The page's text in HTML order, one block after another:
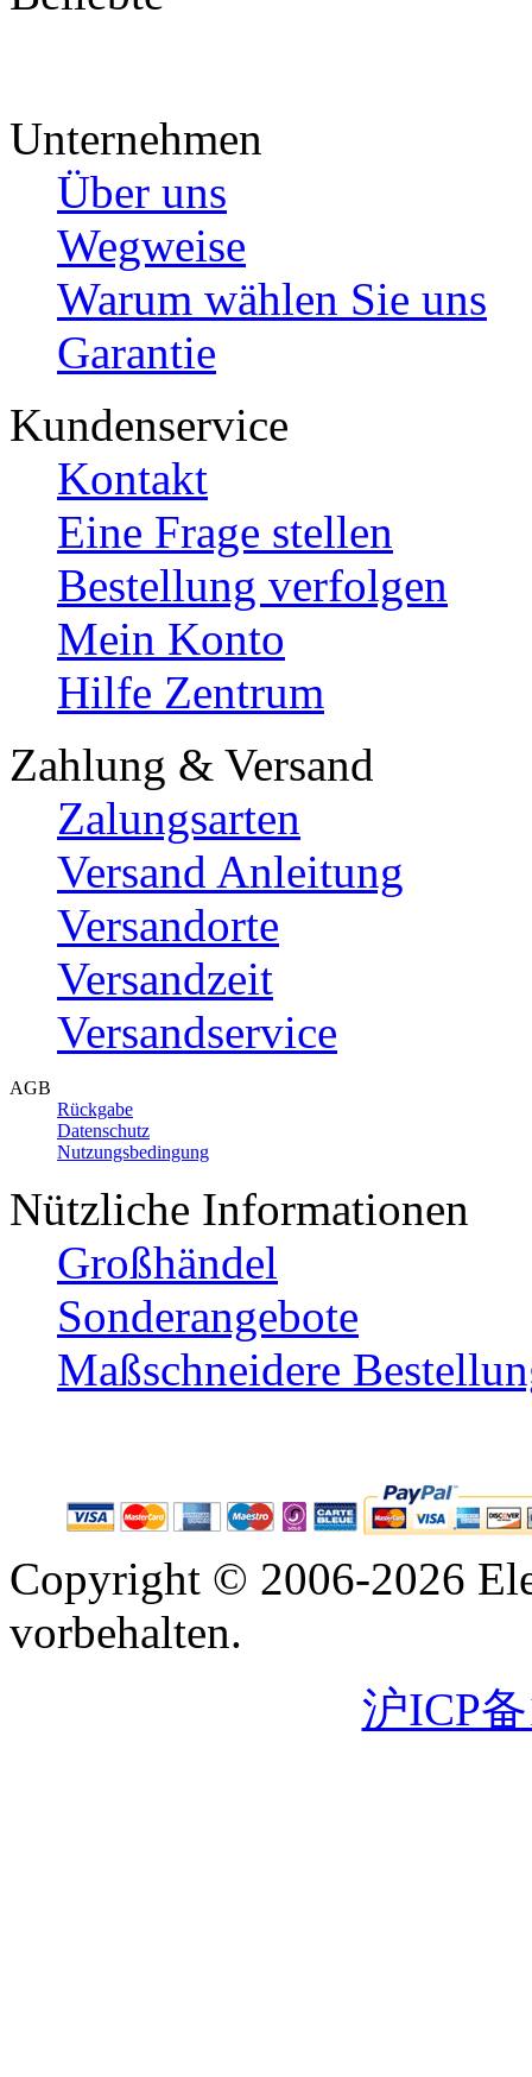
Unternehmen
Über uns
Wegweise
Warum wählen Sie uns
Garantie
Kundenservice
Kontakt
Eine Frage stellen
Bestellung verfolgen
Mein Konto
Hilfe Zentrum
Zahlung & Versand
Zalungsarten
Versand Anleitung
Versandorte
Versandzeit
Versandservice
AGB
Rückgabe
Datenschutz
Nutzungsbedingung
Nützliche Informationen
Großhändel
Sonderangebote
Maßschneidere
Copyright © 2006-2026
vorbehalten.
沪ICP